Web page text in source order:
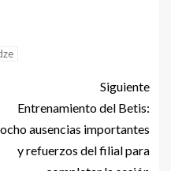
Siguiente
Entrenamiento del Betis:
ocho ausencias importantes
y refuerzos del filial para